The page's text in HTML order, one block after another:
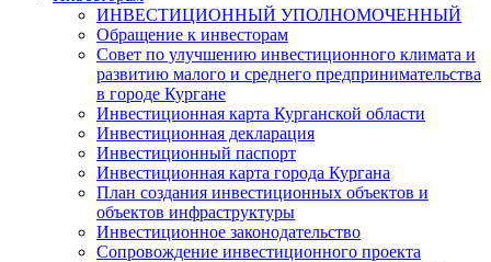
ИНВЕСТИЦИОННЫЙ УПОЛНОМОЧЕННЫЙ
Обращение к инвесторам
Совет по улучшению инвестиционного климата и
развитию малого и среднего предпринимательства
в городе Кургане
Инвестиционная карта Курганской области
Инвестиционная декларация
Инвестиционный паспорт
Инвестиционная карта города Кургана
План создания инвестиционных объектов и
объектов инфраструктуры
Инвестиционное законодательство
Сопровождение инвестиционного проекта